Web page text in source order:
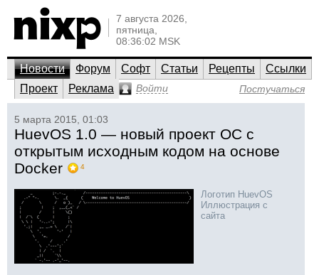
7 августа 2026,
пятница,
08:36:02 MSK
Новости Форум Софт Статьи Рецепты
Ссылки
Проект
Реклама Войти Постучаться
5 марта 2015, 01:03
HuevOS 1.0 — новый проект ОС с
открытым исходным кодом на основе
Docker
4
Логотип HuevOS
Иллюстрация с
сайта